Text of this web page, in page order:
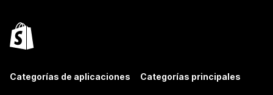
Categorías de aplicaciones Categorías principales